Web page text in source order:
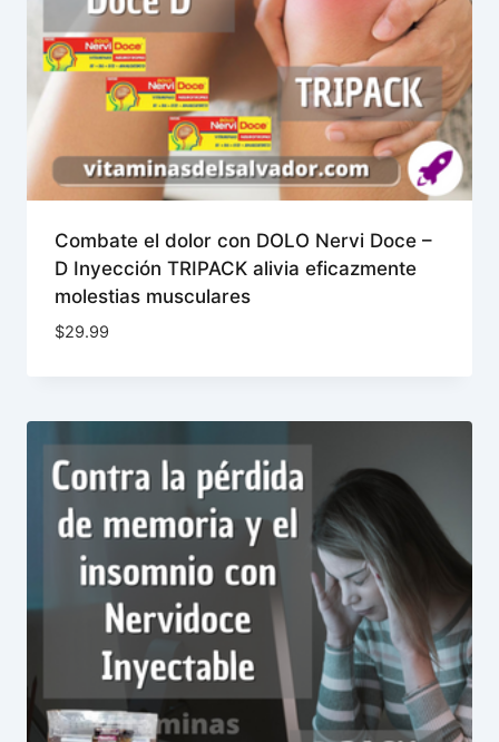
Combate el dolor con DOLO Nervi Doce –
D Inyección TRIPACK alivia eficazmente
molestias musculares
$29.99